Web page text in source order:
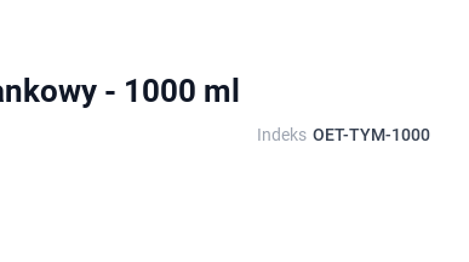
- 1000 ml
Indeks OET-TYM-1000